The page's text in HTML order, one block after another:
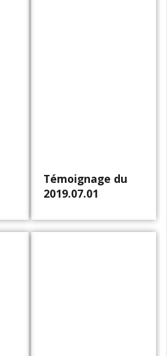
Témoignage du
2019.07.01